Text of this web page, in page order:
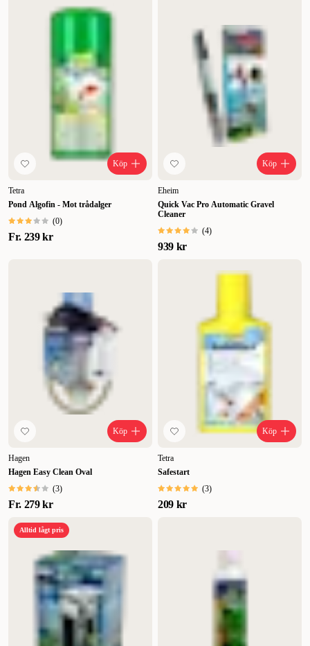
Högsta pris
Lägsta pris
Rabatt
Köp
Tetra
Pond Algofin - Mot trådalger
(0)
Fr. 239 kr
Köp
Eheim
Quick Vac Pro Automatic Gravel
Cleaner
(4)
939 kr
Köp
Hagen
Hagen Easy Clean Oval
(3)
Fr. 279 kr
Köp
Tetra
Safestart
(3)
209 kr
Alltid lågt pris